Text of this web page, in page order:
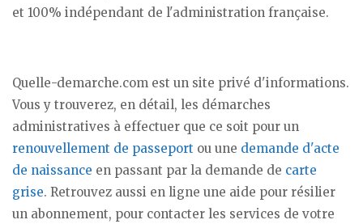
et 100% indépendant de l'administration française.
Quelle-demarche.com est un site privé d'informations.
Vous y trouverez, en détail, les démarches
administratives à effectuer que ce soit pour un
renouvellement de passeport ou une demande d'acte
de naissance en passant par la demande de carte
grise. Retrouvez aussi en ligne une aide pour résilier
un abonnement, pour contacter les services de votre